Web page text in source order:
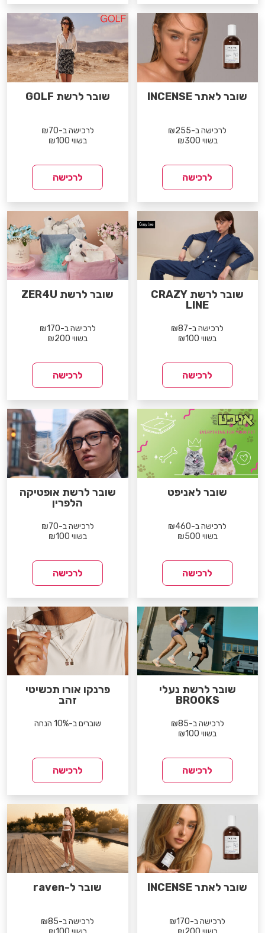
שובר לאתר INCENSE
לרכישה ב-₪255
בשווי ₪300
לרכישה
שובר לרשת GOLF
לרכישה ב-₪70
בשווי ₪100
לרכישה
שובר לרשת CRAZY
LINE
לרכישה ב-₪87
בשווי ₪100
לרכישה
שובר לרשת ZER4U
לרכישה ב-₪170
בשווי ₪200
לרכישה
שובר לאניפט
לרכישה ב-₪460
בשווי ₪500
לרכישה
שובר לרשת אופטיקה
הלפרין
לרכישה ב-₪70
בשווי ₪100
לרכישה
שובר לרשת נעלי
BROOKS
לרכישה ב-₪85
בשווי ₪100
לרכישה
פרנקו אורו תכשיטי
זהב
שוברים ב-10% הנחה
לרכישה
שובר לאתר INCENSE
לרכישה ב-₪170
שובר ל-raven
לרכישה ב-₪85